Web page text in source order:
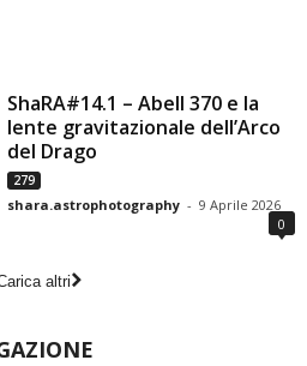
ShaRA#14.1 – Abell 370 e la
lente gravitazionale dell’Arco
del Drago
279
shara.astrophotography - 9 Aprile 2026
0
altri